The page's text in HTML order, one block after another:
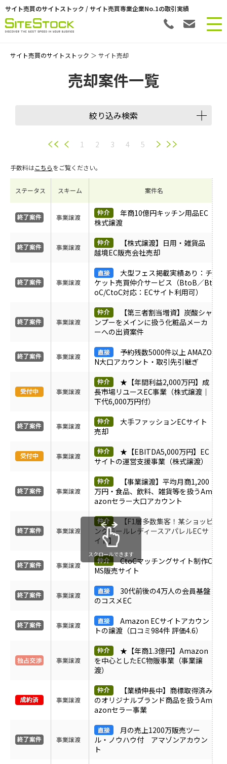
サイト売買のサイトストック / サイト売買専業企業No.1の取引実績
サイト売買のサイトストック ＞ サイト売却
売却案件一覧
絞り込み検索
譲渡スキーム
会員数
希望価格
カテゴリ
受付中のみ表示
1 2 3 4 5
手数料はこちらをご覧ください。
ステータス スキーム 案件名
事業譲渡
年商10億円キッチン用品EC
株式譲渡
事業譲渡
【株式譲渡】日用・雑貨品
越境EC販売会社売却
事業譲渡
大型フェス掲載実績あり：チ
ケット売買仲介サービス（BtoB／Bt
oC/CtoC対応：ECサイト利用可）
事業譲渡
【第三者割当増資】炭酸シャ
ンプーをメインに扱う化粧品メーカ
ーへの出資案件
事業譲渡
予約残数5000件以上 AMAZO
N大口アカウント・取引先引継ぎ
事業譲渡
★【年間利益2,000万円】成
長市場リユースEC事業（株式譲渡｜
下代6,000万円付）
事業譲渡
大手ファッションECサイト
売却
事業譲渡
★【EBITDA5,000万円】EC
サイトの運営支援事業（株式譲渡）
事業譲渡
【事業譲渡】平均月商1,200
万円・食品、飲料、雑貨等を扱うAm
azonセラー大口アカウント
事業譲渡
【F1層多数集客！某ショッピ
ングモールレディースアパレルECサ
イト】
事業譲渡
CtoCマッチングサイト制作C
MS販売サイト
事業譲渡
30代前後の4万人の会員基盤
のコスメEC
事業譲渡
Amazon ECサイトアカウン
トの譲渡（口コミ984件 評価4.6）
事業譲渡
★【年商1.3億円】Amazon
を中心としたEC物販事業（事業譲
渡）
事業譲渡
【業績伸長中】商標取得済み
のオリジナルブランド商品を扱うAm
azonセラー事業
事業譲渡
月の売上1200万販売ツー
ル・ノウハウ付 アマゾンアカウン
ト
スクロールできます